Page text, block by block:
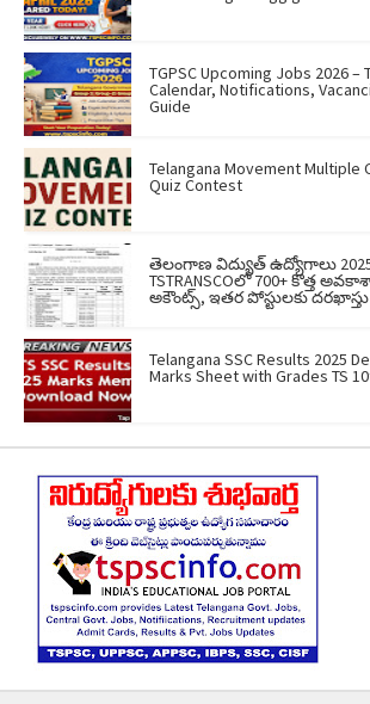
TGPSC Upcoming Jobs 2026 –
Calendar, Notifications,
Guide
Telangana Movement Multiple
Quiz Contest
తెలంగాణ విద్యుత్ ఉద్యోగాలు 2025:
TSTRANSCOలో 700+ కొత్త
అకౌంట్స్, ఇతర పోస్టులకు
Telangana SSC Results 2025
Marks Sheet with Grades TS